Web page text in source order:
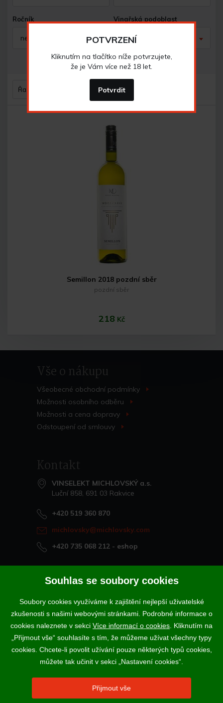
Ročník
nerozhoduje
Vinařská podoblast
nerozhoduje
zrušit filtr
Řazení
Semillon 2018 pozdní sběr
pozdní sběr
218 Kč
Do košíku
Vše o nákupu
Všeobecné obchodní podmínky
Možnosti osobního odběru
Možnosti a cena dopravy
Odstoupení od smlouvy
Kontakt
VINSELEKT MICHLOVSKÝ a.s.
Luční 858, 691 03 Rakvice
+420 519 360 870
michlovsky@michlovsky.com
+420 735 068 212 - eshop
Naše vína offline
Vinotéka Rakvice
>
Vinotéky a degustační centra
>
Podle zákona o evidenci tržeb je prodávající povinen vystavit
kupujícímu účtenku. Zároveň je povinen zaevidovat přijatou tržbu u
správce daně online; v případě technického výpadku pak nejpozději do
Vína a sekty prodáváme výhradně osobám starším 18-ti let.
POTVRZENÍ
Kliknutím na tlačítko níže potvrzujete,
že je Vám více než 18 let.
Potvrdit
Souhlas se soubory cookies
Soubory cookies využíváme k zajištění nejlepší uživatelské
zkušenosti s našimi webovými stránkami. Podrobné informace o
cookies naleznete v sekci Více informací o cookies . Kliknutím na
„Přijmout vše“ souhlasíte s tím, že můžeme užívat všechny typy
cookies. Chcete-li povolit užívání pouze některých typů cookies,
můžete tak učinit v sekci „Nastavení cookies“.
Přijmout vše